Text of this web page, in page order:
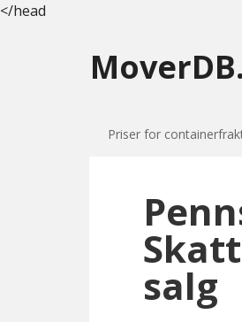
</head
Priser for
salg